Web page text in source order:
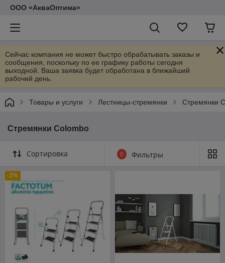
ООО «АкваОптима»
Сейчас компания не может быстро обрабатывать заказы и
сообщения, поскольку по ее графику работы сегодня
выходной. Ваша заявка будет обработана в ближайший
рабочий день.
Товары и услуги Лестницы-стремянки Стремянки
Стремянки Colombo
Сортировка 0 Фильтры
-3%